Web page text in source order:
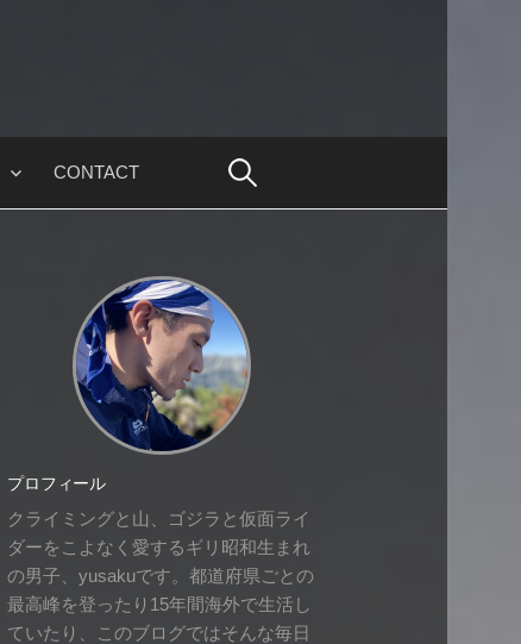
CONTACT
プロフィール
クライミングと山、ゴジラと仮面ライ
ダーをこよなく愛するギリ昭和生まれ
の男子、yusakuです。都道府県ごとの
最高峰を登ったり15年間海外で生活し
ていたり、このブログではそんな毎日